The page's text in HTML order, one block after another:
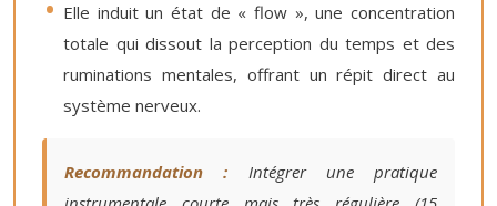
Elle induit un état de « flow », une concentration
totale qui dissout la perception du temps et des
ruminations mentales, offrant un répit direct au
système nerveux.
Recommandation : Intégrer une pratique